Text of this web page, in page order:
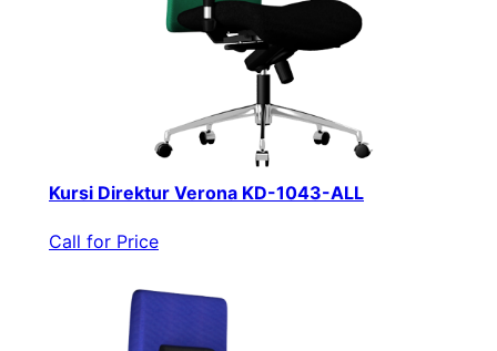
Kursi Direktur Verona KD-1043-ALL
Call for Price